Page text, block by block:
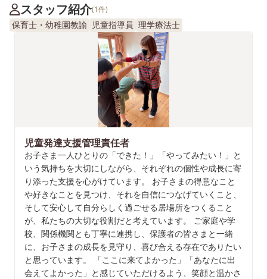
スタッフ紹介(1件)
保育士・幼稚園教諭 児童指導員 理学療法士
児童発達支援管理責任者
お子さま一人ひとりの「できた！」「やってみたい！」と
いう気持ちを大切にしながら、それぞれの個性や成長に寄
り添った支援を心がけています。 お子さまの得意なこと
や好きなことを見つけ、それを自信につなげていくこと、
そして安心して自分らしく過ごせる居場所をつくること
が、私たちの大切な役割だと考えています。 ご家庭や学
校、関係機関とも丁寧に連携し、保護者の皆さまと一緒
に、お子さまの成長を見守り、喜び合える存在でありたい
と思っています。 「ここに来てよかった」「あなたに出
会えてよかった」と感じていただけるよう、笑顔と温かさ